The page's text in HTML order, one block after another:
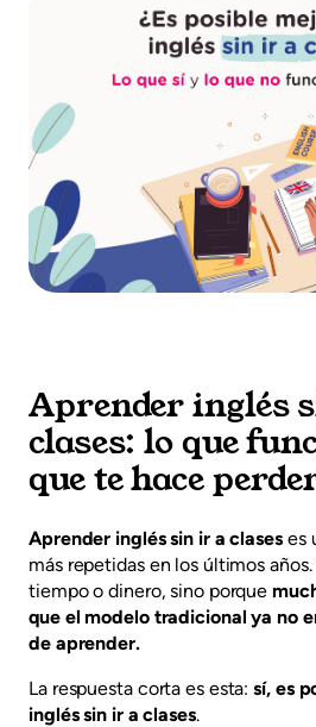
Aprender inglés
clases: lo que
que te hace
Aprender inglés sin ir a claseses
más repetidas en los últimos
tiempo o dinero, sino porque
que el modelo tradicional ya no
de aprender.
La respuesta corta es esta:sí, es
inglés sin ir a clases.